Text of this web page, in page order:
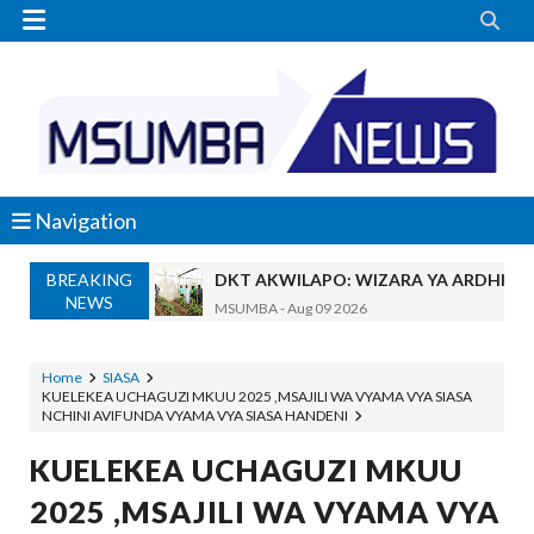
 
Navigation
BREAKING
NEWS
DKT AKWILAPO: WIZARA YA ARDHI
MSUMBA-Aug 09 2026
Maneno Yangu Yalidharauka Kila
Nilitaka Dhulumiwa Kiwanja Changu
Zawadi - Aug 09 2026
SOKO BUBU LA MADINI
Home
SIASA
KUELEKEA UCHAGUZI MKUU 2025 ,MSAJILI WA VYAMA VYA SIASA
NCHINI AVIFUNDA VYAMA VYA SIASA HANDENI
KUELEKEA UCHAGUZI MKUU
2025 ,MSAJILI WA VYAMA VYA